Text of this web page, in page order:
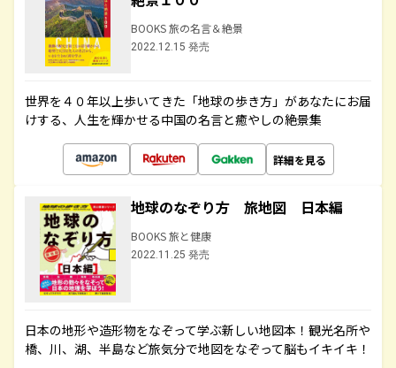
BOOKS 旅の名言＆絶景
2022.12.15 発売
世界を４０年以上歩いてきた「地球の歩き方」があなたにお届
けする、人生を輝かせる中国の名言と癒やしの絶景集
詳細を見る
地球のなぞり方 旅地図 日本編
BOOKS 旅と健康
2022.11.25 発売
日本の地形や造形物をなぞって学ぶ新しい地図本！観光名所や
橋、川、湖、半島など旅気分で地図をなぞって脳もイキイキ！